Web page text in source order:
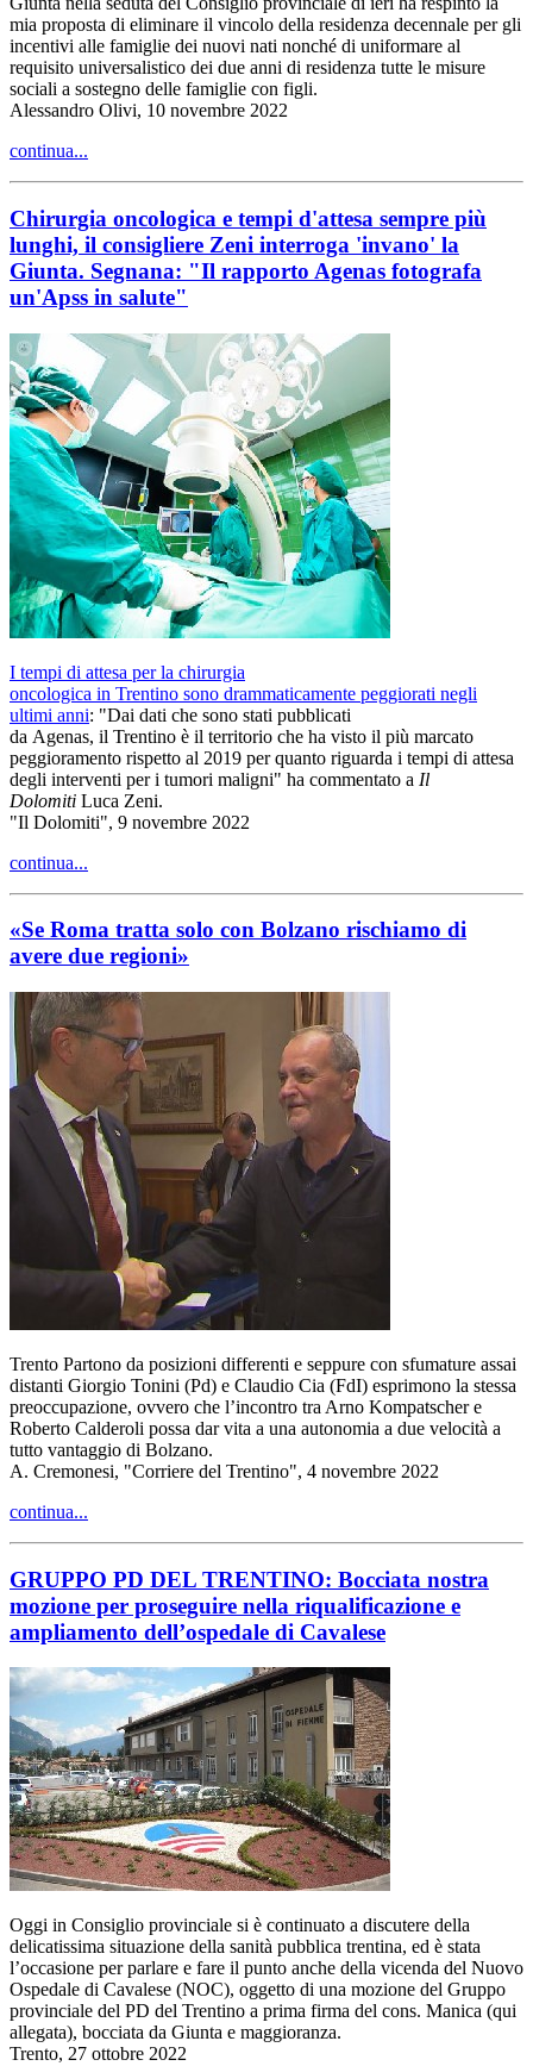
mia proposta di eliminare il vincolo della residenza decennale per gli
incentivi alle famiglie dei nuovi nati nonché di uniformare al
requisito universalistico dei due anni di residenza tutte le misure
sociali a sostegno delle famiglie con figli.
Alessandro Olivi, 10 novembre 2022
continua...
Chirurgia oncologica e tempi d'attesa sempre più
lunghi, il consigliere Zeni interroga 'invano' la
Giunta. Segnana: "Il rapporto Agenas fotografa
un'Apss in salute"
I tempi di attesa per la chirurgia
oncologica in Trentino sono drammaticamente peggiorati negli
ultimi anni: "Dai dati che sono stati pubblicati
da Agenas, il Trentino è il territorio che ha visto il più marcato
peggioramento rispetto al 2019 per quanto riguarda i tempi di attesa
degli interventi per i tumori maligni" ha commentato a Il
Dolomiti Luca Zeni.
"Il Dolomiti", 9 novembre 2022
continua...
«Se Roma tratta solo con Bolzano rischiamo di
avere due regioni»
Trento Partono da posizioni differenti e seppure con sfumature assai
distanti Giorgio Tonini (Pd) e Claudio Cia (FdI) esprimono la stessa
preoccupazione, ovvero che l’incontro tra Arno Kompatscher e
Roberto Calderoli possa dar vita a una autonomia a due velocità a
tutto vantaggio di Bolzano.
A. Cremonesi, "Corriere del Trentino", 4 novembre 2022
continua...
GRUPPO PD DEL TRENTINO: Bocciata nostra
mozione per proseguire nella riqualificazione e
ampliamento dell’ospedale di Cavalese
Oggi in Consiglio provinciale si è continuato a discutere della
delicatissima situazione della sanità pubblica trentina, ed è stata
l’occasione per parlare e fare il punto anche della vicenda del Nuovo
Ospedale di Cavalese (NOC), oggetto di una mozione del Gruppo
provinciale del PD del Trentino a prima firma del cons. Manica (qui
allegata), bocciata da Giunta e maggioranza.
Trento, 27 ottobre 2022